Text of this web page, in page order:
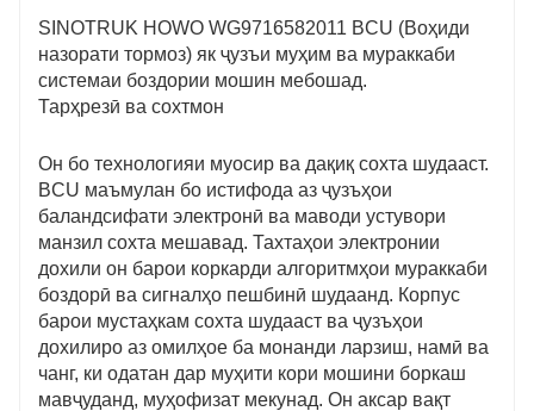
3.Сохтмони баландсифат ва тарҳи пешрафтаи он
эътимоднокии бузургро таъмин намуда, эҳтиёҷоти
нигоҳубинро коҳиш медиҳад ва ба шароити сахти
кори мошини боркаш тоб меорад.
SINOTRUK HOWO WG9716582011 BCU (Воҳиди
назорати тормоз) як ҷузъи муҳим ва мураккаби
системаи боздории мошин мебошад.
Тарҳрезӣ ва сохтмон
Он бо технологияи муосир ва дақиқ сохта шудааст.
BCU маъмулан бо истифода аз ҷузъҳои
баландсифати электронӣ ва маводи устувори
манзил сохта мешавад. Тахтаҳои электронии
дохили он барои коркарди алгоритмҳои мураккаби
боздорӣ ва сигналҳо пешбинӣ шудаанд. Корпус
барои мустаҳкам сохта шудааст ва ҷузъҳои
дохилиро аз омилҳое ба монанди ларзиш, намӣ ва
чанг, ки одатан дар муҳити кори мошини боркаш
мавҷуданд, муҳофизат мекунад. Он аксар вақт